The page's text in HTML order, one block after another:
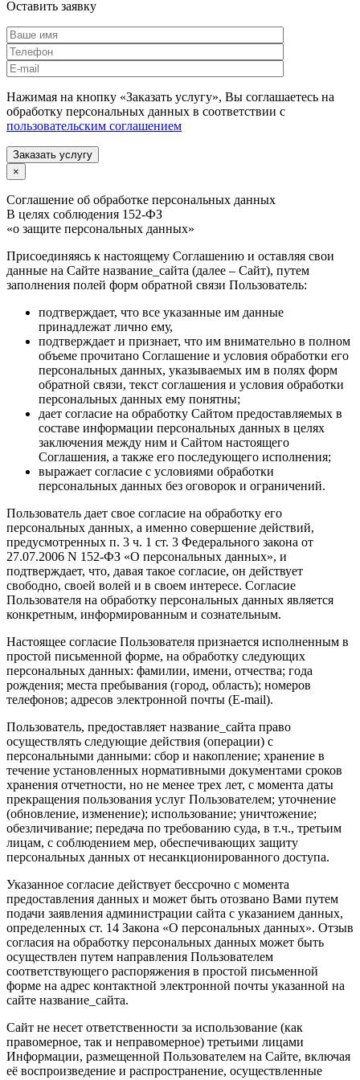
Оставить заявку
Нажимая на кнопку «Заказать услугу», Вы соглашаетесь на
обработку персональных данных в соответствии с
пользовательским соглашением
Заказать услугу
×
Соглашение об обработке персональных данных
В целях соблюдения 152-ФЗ
«о защите персональных данных»
Присоединяясь к настоящему Соглашению и оставляя свои
данные на Сайте название_сайта (далее – Сайт), путем
заполнения полей форм обратной связи Пользователь:
подтверждает, что все указанные им данные
принадлежат лично ему,
подтверждает и признает, что им внимательно в полном
объеме прочитано Соглашение и условия обработки его
персональных данных, указываемых им в полях форм
обратной связи, текст соглашения и условия обработки
персональных данных ему понятны;
дает согласие на обработку Сайтом предоставляемых в
составе информации персональных данных в целях
заключения между ним и Сайтом настоящего
Соглашения, а также его последующего исполнения;
выражает согласие с условиями обработки
персональных данных без оговорок и ограничений.
Пользователь дает свое согласие на обработку его
персональных данных, а именно совершение действий,
предусмотренных п. 3 ч. 1 ст. 3 Федерального закона от
27.07.2006 N 152-ФЗ «О персональных данных», и
подтверждает, что, давая такое согласие, он действует
свободно, своей волей и в своем интересе. Согласие
Пользователя на обработку персональных данных является
конкретным, информированным и сознательным.
Настоящее согласие Пользователя признается исполненным в
простой письменной форме, на обработку следующих
персональных данных: фамилии, имени, отчества; года
рождения; места пребывания (город, область); номеров
телефонов; адресов электронной почты (E-mail).
Пользователь, предоставляет название_сайта право
осуществлять следующие действия (операции) с
персональными данными: сбор и накопление; хранение в
течение установленных нормативными документами сроков
хранения отчетности, но не менее трех лет, с момента даты
прекращения пользования услуг Пользователем; уточнение
(обновление, изменение); использование; уничтожение;
обезличивание; передача по требованию суда, в т.ч., третьим
лицам, с соблюдением мер, обеспечивающих защиту
персональных данных от несанкционированного доступа.
Указанное согласие действует бессрочно с момента
предоставления данных и может быть отозвано Вами путем
подачи заявления администрации сайта с указанием данных,
определенных ст. 14 Закона «О персональных данных». Отзыв
согласия на обработку персональных данных может быть
осуществлен путем направления Пользователем
соответствующего распоряжения в простой письменной
форме на адрес контактной электронной почты указанной на
сайте название_сайта.
Сайт не несет ответственности за использование (как
правомерное, так и неправомерное) третьими лицами
Информации, размещенной Пользователем на Сайте, включая
её воспроизведение и распространение, осуществленные